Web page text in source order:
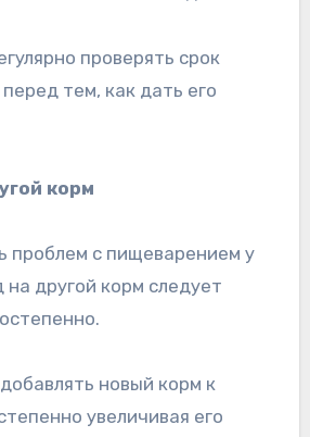
проверять срок
тем, как дать его
корм
проблем с пищеварением у
на другой корм следует
новый корм к
увеличивая его